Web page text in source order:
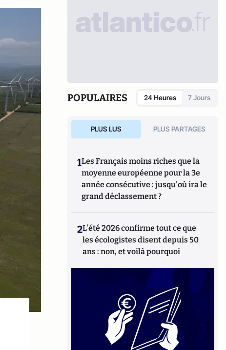
POPULAIRES 24 Heures 7 Jours
PLUS LUS PLUS PARTAGES
1Les Français moins riches que la
moyenne européenne pour la 3e
année consécutive : jusqu'où ira le
grand déclassement ?
2L’été 2026 confirme tout ce que
les écologistes disent depuis 50
ans : non, et voilà pourquoi